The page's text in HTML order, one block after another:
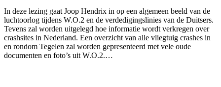
In deze lezing gaat Joop Hendrix in op een algemeen beeld van de
luchtoorlog tijdens W.O.2 en de verdedigingslinies van de Duitsers.
Tevens zal worden uitgelegd hoe informatie wordt verkregen over
crashsites in Nederland. Een overzicht van alle vliegtuig crashes in
en rondom Tegelen zal worden gepresenteerd met vele oude
documenten en foto’s uit W.O.2.…